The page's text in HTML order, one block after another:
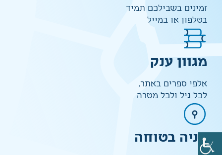
זמינים בשבילכם תמיד
בטלפון או במייל
מגוון ענק
אלפי ספרים באתר,
לכל גיל ולכל מטרה
קניה בטוחה